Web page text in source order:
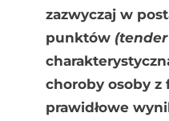
zazwyczaj w
punktów
choroby osoby
prawidłowe